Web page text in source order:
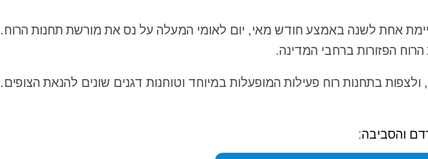
אחת לשנה באמצע חודש מאי, יום לאומי המעלה על נס את מורשת תחנות הרוח.
הפזורות ברחבי המדינה.
והסביבה: